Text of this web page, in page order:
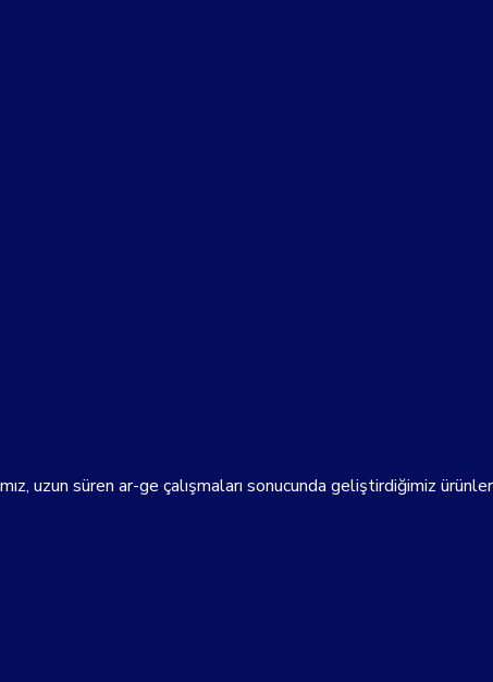
uzun süren ar-ge çalışmaları sonucunda geliştirdiğimiz